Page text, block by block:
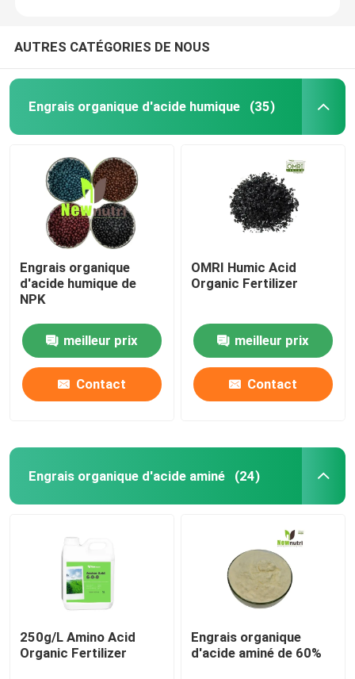
AUTRES CATÉGORIES DE NOUS
Engrais organique d'acide humique (35)
Engrais organique
d'acide humique de
NPK
meilleur prix
Contact
OMRI Humic Acid
Organic Fertilizer
meilleur prix
Contact
Engrais organique d'acide aminé (24)
250g/L Amino Acid
Organic Fertilizer
Engrais organique
d'acide aminé de 60%